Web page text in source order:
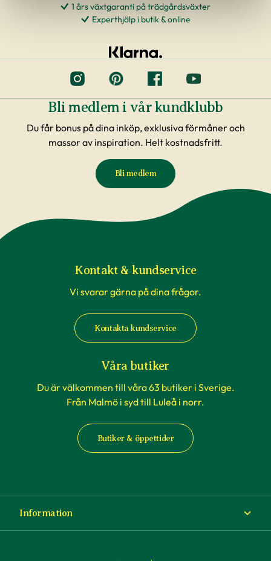
1 års växtgaranti på trädgårdsväxter
Experthjälp i butik & online
Bli medlem i vår kundklubb
Du får bonus på dina inköp, exklusiva förmåner och
massor av inspiration. Helt kostnadsfritt.
Bli medlem
Kontakt & kundservice
Vi svarar gärna på dina frågor.
Kontakta kundservice
Våra butiker
Du är välkommen till våra 63 butiker i Sverige.
Från Malmö i syd till Luleå i norr.
Butiker & öppettider
Information